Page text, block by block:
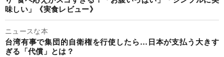
味しい」《実食レビュー》
ニュースな本
台湾有事で集団的自衛権を行使したら…日本が支払う大きす
ぎる「代償」とは？